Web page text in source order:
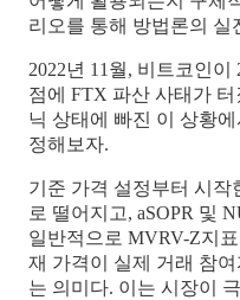
리오를 통해 방법론의 실
2022년 11월, 비트코인이
점에 FTX 파산 사태가
닉 상태에 빠진 이 상황
정해보자.
기준 가격 설정부터 시작
로 떨어지고, aSOPR 및
일반적으로 MVRV-Z지
재 가격이 실제 거래 참
는 의미다. 이는 시장이